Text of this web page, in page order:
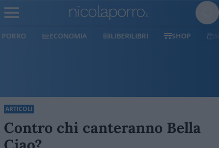
ECONOMIA LIBERILIBRI SHOP SOSTIENICI
ARTICOLI
Contro chi canteranno Bella